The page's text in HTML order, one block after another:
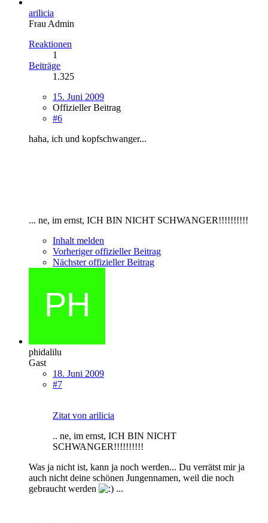
arilicia
Frau Admin
Reaktionen
1
Beiträge
1.325
15. Juni 2009
Offizieller Beitrag
#6
haha, ich und kopfschwanger...
... ne, im ernst, ICH BIN NICHT SCHWANGER!!!!!!!!!!
Inhalt melden
Vorheriger offizieller Beitrag
Nächster offizieller Beitrag
phidalilu
Gast
18. Juni 2009
#7
Zitat von arilicia
.. ne, im ernst, ICH BIN NICHT
SCHWANGER!!!!!!!!!!
Was ja nicht ist, kann ja noch werden... Du verrätst mir ja
auch nicht deine schönen Jungennamen, weil die noch
gebraucht werden
...